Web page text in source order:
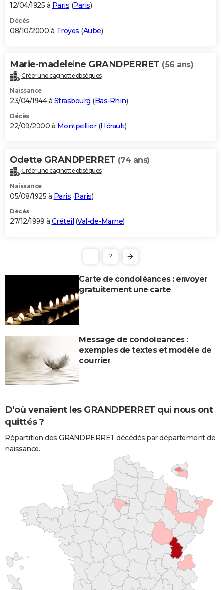
12/04/1925 à Paris (Paris)
Décès
08/10/2000 à Troyes (Aube)
Marie-madeleine GRANDPERRET (56 ans)
Créer une cagnotte obsèques
Naissance
23/04/1944 à Strasbourg (Bas-Rhin)
Décès
22/09/2000 à Montpellier(Hérault)
Odette GRANDPERRET (74 ans)
Créer une cagnotte obsèques
Naissance
05/08/1925 à Paris (Paris)
Décès
27/12/1999 à Créteil (Val-de-Marne)
1 2
Carte de condoléances : envoyer
gratuitement une carte
Message de condoléances :
exemples de textes et modèle de
courrier
D'où venaient les GRANDPERRET qui nous ont
quittés ?
Répartition des GRANDPERRET décédés par département de
naissance.